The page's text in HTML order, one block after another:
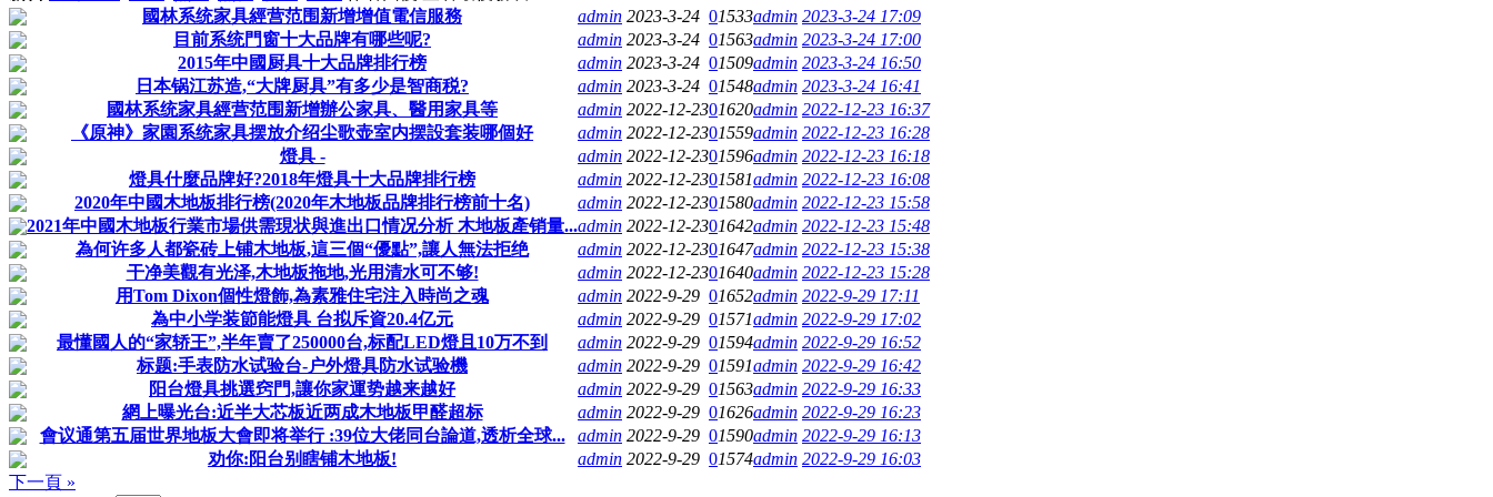
國林系统家具經营范围新增增值電信服務
admin 2023-3-24 01533admin 2023-3-24 17:09
目前系统門窗十大品牌有哪些呢?
admin 2023-3-24 01563admin 2023-3-24 17:00
2015年中國厨具十大品牌排行榜
admin 2023-3-24 01509admin 2023-3-24 16:50
日本锅江苏造,“大牌厨具”有多少是智商税?
admin 2023-3-24 01548admin 2023-3-24 16:41
國林系统家具經营范围新增辦公家具、醫用家具等
admin 2022-12-2301620admin 2022-12-23 16:37
《原神》家園系统家具摆放介绍尘歌壶室内摆設套装哪個好
admin 2022-12-2301559admin 2022-12-23 16:28
燈具 -
admin 2022-12-2301596admin 2022-12-23 16:18
燈具什麼品牌好?2018年燈具十大品牌排行榜
admin 2022-12-2301581admin 2022-12-23 16:08
2020年中國木地板排行榜(2020年木地板品牌排行榜前十名)
admin 2022-12-2301580admin 2022-12-23 15:58
2021年中國木地板行業市場供需現状與進出口情况分析 木地板產销量...admin 2022-12-2301642admin 2022-12-23 15:48
為何许多人都瓷砖上铺木地板,這三個“優點”,讓人無法拒绝
admin 2022-12-2301647admin 2022-12-23 15:38
干净美觀有光泽,木地板拖地,光用清水可不够!
admin 2022-12-2301640admin 2022-12-23 15:28
用Tom Dixon個性燈飾,為素雅住宅注入時尚之魂
admin 2022-9-29 01652admin 2022-9-29 17:11
為中小学装節能燈具 台拟斥資20.4亿元
admin 2022-9-29 01571admin 2022-9-29 17:02
最懂國人的“家轿王”,半年賣了250000台,标配LED燈且10万不到
admin 2022-9-29 01594admin 2022-9-29 16:52
标题:手表防水试验台-户外燈具防水试验機
admin 2022-9-29 01591admin 2022-9-29 16:42
阳台燈具挑選窍門,讓你家運势越来越好
admin 2022-9-29 01563admin 2022-9-29 16:33
網上曝光台:近半大芯板近两成木地板甲醛超标
admin 2022-9-29 01626admin 2022-9-29 16:23
會议通第五届世界地板大會即将举行 :39位大佬同台論道,透析全球...
admin 2022-9-29 01590admin 2022-9-29 16:13
劝你:阳台别瞎铺木地板!
admin 2022-9-29 01574admin 2022-9-29 16:03
下一頁 »